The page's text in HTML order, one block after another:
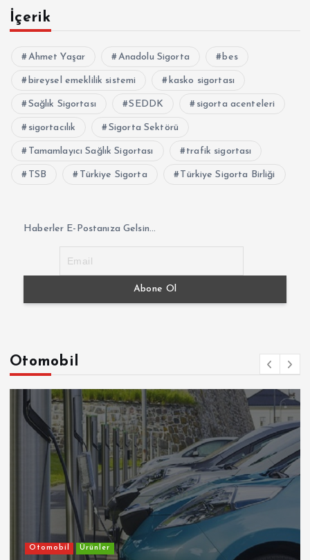
İçerik
Ahmet Yaşar Anadolu Sigorta bes
bireysel emeklilik sistemi kasko sigortası
Sağlık Sigortası SEDDK sigorta acenteleri
sigortacılık Sigorta Sektörü
Tamamlayıcı Sağlık Sigortası trafik sigortası
TSB Türkiye Sigorta Türkiye Sigorta Birliği
Haberler E-Postanıza Gelsin...
Otomobil
Otomobil Ürünler